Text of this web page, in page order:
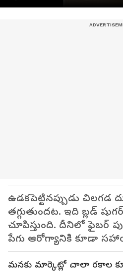
ఉడకపెట్టినప్పుడు చిలగడ
తగ్గుతుందట. ఇది బ్లడ్
చూపిస్తుంది. దీనిలో ఫైబర్
పేగు ఆరోగ్యానికి కూడా
మనకు మార్కెట్లో చాలా రకాల